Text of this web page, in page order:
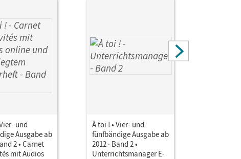
und
Ausgabe ab
2 • Carnet
mit Audios
À toi ! • Vier- und
fünfbändige Ausgabe ab
2012 · Band 2 •
Unterrichtsmanager E-